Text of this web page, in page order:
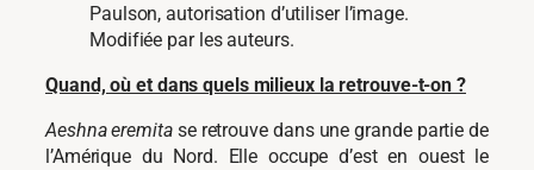
Paulson, autorisation d’utiliser l’image.
Modifiée par les auteurs.
Quand, où et dans quels milieux la retrouve-t-on ?
Aeshna eremitase retrouve dans une grande partie de
l’Amérique du Nord. Elle occupe d’est en ouest le